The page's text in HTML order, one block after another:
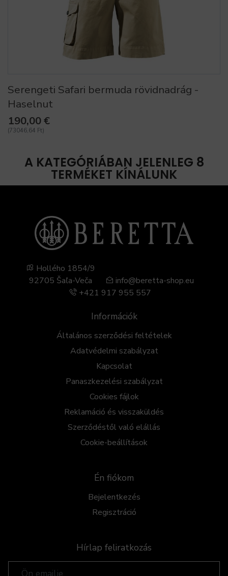
Serengeti Safari bermuda rövidnadrág -
Haselnut
190,00 €
(73046,64 Ft)
A KATEGÓRIÁBAN JELENLEG 8
TERMÉKET KÍNÁLUNK
Hírlap feliratkozás
Információk
Általános szerződési feltételek
Adatvédelmi szabályzat
Kapcsolat
Panaszkezelési szabályzat
Cookies fájlok
Reklamáció és visszaküldés
Szerződéstől való elállás
Cookie-beállítások
Én fiókom
Bejelentkezés
Regisztráció
Hollého 1854/9
92705 Šaľa-Veča
info@beretta-shop.eu
+421 917 955 557